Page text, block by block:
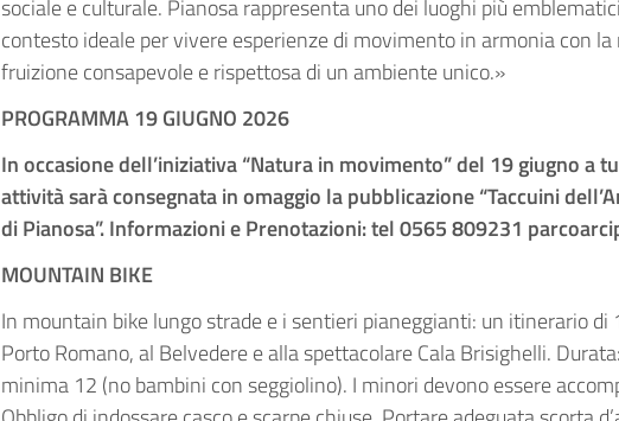
sociale e culturale. Pianosa rappresenta uno dei luoghi più
contesto ideale per vivere esperienze di movimento in armonia con
fruizione consapevole e rispettosa di un ambiente unico.»
PROGRAMMA 19 GIUGNO 2026
In occasione dell’iniziativa “Natura in movimento” del 19 giugno a
attività sarà consegnata in omaggio la pubblicazione “Taccuini
di Pianosa”. Informazioni e Prenotazioni: tel 0565 809231
MOUNTAIN BIKE
In mountain bike lungo strade e i sentieri pianeggianti: un itinerario di
Porto Romano, al Belvedere e alla spettacolare Cala Brisighelli.
minima 12 (no bambini con seggiolino). I minori devono essere